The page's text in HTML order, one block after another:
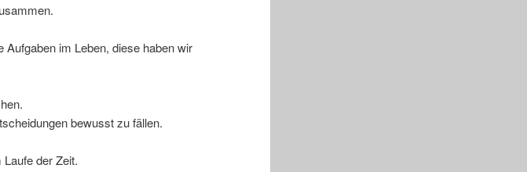
im Leben, diese haben wir
bewusst zu fällen.
der Zeit.